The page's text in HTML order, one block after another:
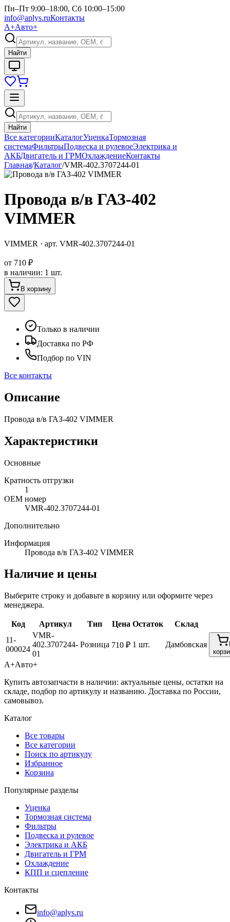
Пн–Пт 9:00–18:00, Сб 10:00–15:00
info@aplys.ruКонтакты
А+Авто+
Найти
Найти
Все категорииКаталогУценкаТормозная
системаФильтрыПодвеска и рулевоеЭлектрика и
АКБДвигатель и ГРМОхлаждениеКонтакты
Главная/Каталог/VMR-402.3707244-01
Провода в/в ГАЗ-402
VIMMER
VIMMER · арт. VMR-402.3707244-01
от 710 ₽
в наличии: 1 шт.
В корзину
Только в наличии
Доставка по РФ
Подбор по VIN
Все контакты
Описание
Провода в/в ГАЗ-402 VIMMER
Характеристики
Основные
Кратность отгрузки
1
ОЕМ номер
VMR-402.3707244-01
Дополнительно
Информация
Провода в/в ГАЗ-402 VIMMER
Наличие и цены
Выберите строку и добавьте в корзину или оформите через
менеджера.
Код Артикул Тип Цена Остаток
Склад
11-
000024
VMR-
402.3707244-
01
Розница 710 ₽ 1 шт. Дамбовская
А+Авто+
Купить автозапчасти в наличии: актуальные цены, остатки на
складе, подбор по артикулу и названию. Доставка по России,
самовывоз.
Каталог
Все товары
Все категории
Поиск по артикулу
Избранное
Корзина
Популярные разделы
Уценка
Тормозная система
Фильтры
Подвеска и рулевое
Электрика и АКБ
Двигатель и ГРМ
Охлаждение
КПП и сцепление
Контакты
info@aplys.ru